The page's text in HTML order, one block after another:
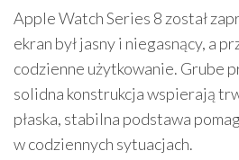
Apple Watch Series 8 został
ekran był jasny i niegasnący, a
codzienne użytkowanie. Grube
solidna konstrukcja wspierają
płaska, stabilna podstawa
w codziennych sytuacjach.